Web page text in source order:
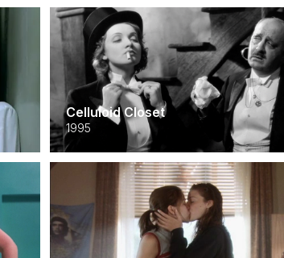
Celluloid Closet
1995